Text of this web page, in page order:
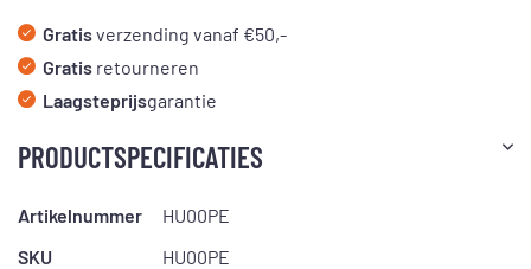
Gratisverzending vanaf €50,-
Gratis retourneren
Laagsteprijsgarantie
PRODUCTSPECIFICATIES
Artikelnummer
HU00PE
SKU
HU00PE